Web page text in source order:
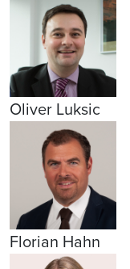
Oliver Luksic
Florian Hahn